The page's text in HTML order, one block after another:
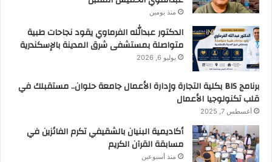
منذ يومين
الدكتور عبدالله الفرماوي يقود نجاحات طبية
متواصلة بمستشفى شرق المدينة بالإسكندرية
يوليو 6, 2026
برنامج BIS بكلية التجارة وإدارة الأعمال جامعة حلوان.. مستقبلك في
قلب تكنولوجيا الأعمال
أغسطس 7, 2025
أكاديمية البنيان بالشقيفي تكرم الفائزين في
مسابقة القرآن الكريم
منذ أسبوعين